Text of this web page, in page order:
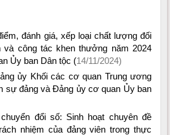
đánh giá, xếp loại chất lượng đối
và công tác khen thưởng năm 2024
Ủy ban Dân tộc (14/11/2024)
ủy Khối các cơ quan Trung ương
sự đảng và Đảng ủy cơ quan Ủy ban
đổi số: Sinh hoạt chuyên đề
nhiệm của đảng viên trong thực